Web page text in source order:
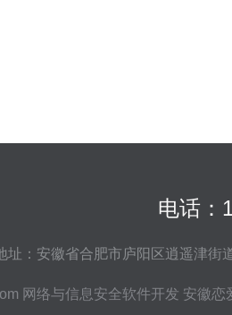
电话：
址：安徽省合肥市庐阳区逍遥津街
网络与信息安全软件开发 安徽恋